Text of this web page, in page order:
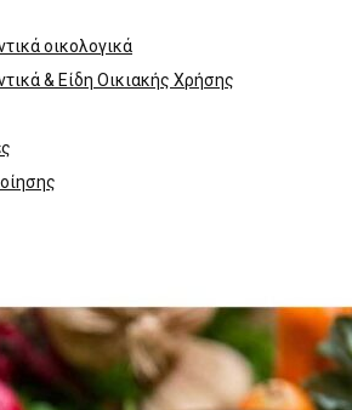
οικολογικά
& Είδη Οικιακής Χρήσης